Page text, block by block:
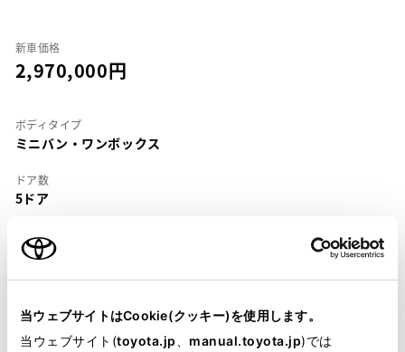
当ウェブサイトはCookie(クッキー)を使用します。
当ウェブサイト(toyota.jp manual.toyota.jp)では
新車価格
2,970,000
ボディタイプ
ミニバン・ワンボックス
ドア数
5ドア
乗車定員
7名
DBA-ZRR85W
全長×全幅×全高